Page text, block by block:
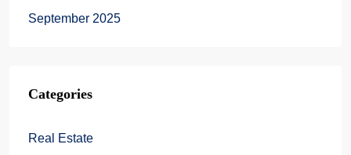
September 2025
Categories
Real Estate